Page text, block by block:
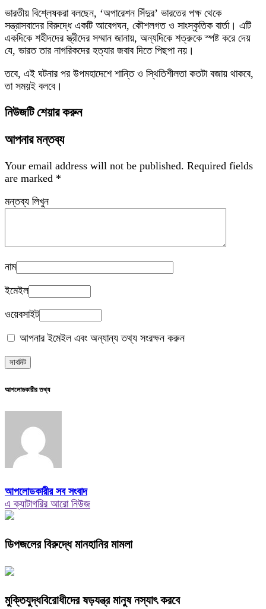
ভারতীয় বিশ্লেষকরা বলছেন, ‘অপারেশন সিঁদুর’ ভারতের পক্ষ থেকে
সন্ত্রাসবাদের বিরুদ্ধে একটি আবেগঘন, কৌশলগত ও সাংস্কৃতিক বার্তা। এটি
একদিকে শহীদদের স্ত্রীদের সম্মান জানায়, অন্যদিকে শত্রুকে স্পষ্ট করে দেয়
যে, ভারত তার নাগরিকদের হত্যার জবাব দিতে পিছপা নয়।
তবে, এই ঘটনার পর উপমহাদেশে শান্তি ও স্থিতিশীলতা কতটা বজায় থাকবে,
তা সময়ই বলবে।
নিউজটি শেয়ার করুন
আপনার মন্তব্য
Your email address will not be published. Required fields
are marked *
মন্তব্য লিখুন
নাম
ইমেইল
ওয়েবসাইট
আপনার ইমেইল এবং অন্যান্য তথ্য সংরক্ষন করুন
আপলোডকারীর তথ্য
আপলোডকারীর সব সংবাদ
এ ক্যাটাগরির আরো নিউজ
ডিপজলের বিরুদ্ধে মানহানির মামলা
মুক্তিযুদ্ধবিরোধীদের ষড়যন্ত্র মানুষ নস্যাৎ করবে